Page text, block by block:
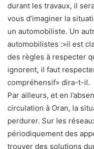
durant les travaux, il
vous d’imaginer la
un automobiliste. Un
automobilistes :»il est
des règles à respecter
ignorent, il faut
compréhensif» dira-t-il.
Par ailleurs, et en
circulation à Oran, la
perdurer. Sur les
périodiquement des
trouver des solutions